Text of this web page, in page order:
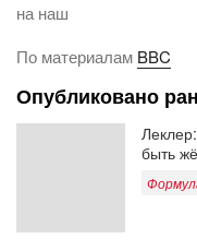
на наш
По материалам BBC
Опубликовано
быть